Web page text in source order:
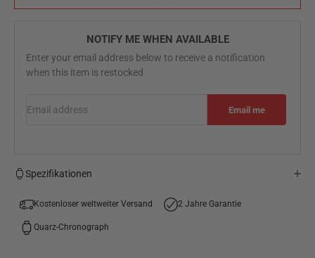
NOTIFY ME WHEN AVAILABLE
Enter your email address below to receive a notification
when this item is restocked
Email me
Spezifikationen
Kostenloser weltweiter Versand 2 Jahre Garantie
Quarz-Chronograph